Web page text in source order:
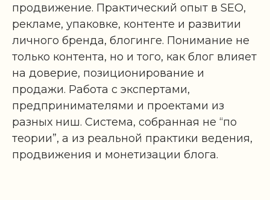
продвижение. Практический опыт в SEO,
рекламе, упаковке, контенте и развитии
личного бренда, блогинге. Понимание не
только контента, но и того, как блог влияет
на доверие, позиционирование и
продажи. Работа с экспертами,
предпринимателями и проектами из
разных ниш. Система, собранная не “по
теории”, а из реальной практики ведения,
продвижения и монетизации блога.